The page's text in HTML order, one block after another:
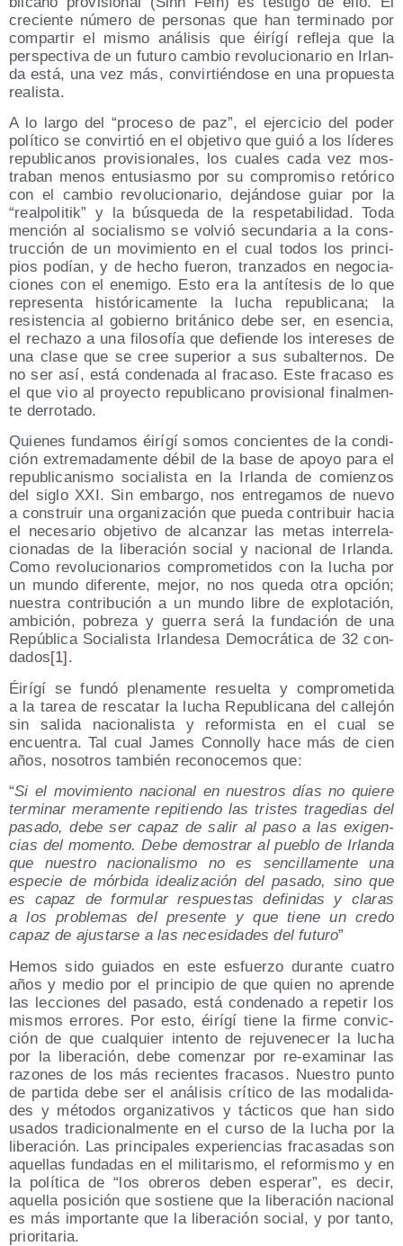
cre­cien­te núme­ro de per­so­nas que han ter­mi­na­do por
com­par­tir el mis­mo aná­li­sis que éirí­gí refle­ja que la
pers­pec­ti­va de un futu­ro cam­bio revo­lu­cio­na­rio en Irlan­
da está, una vez más, con­vir­tién­do­se en una pro­pues­ta
realista.
A lo lar­go del “pro­ce­so de paz”, el ejer­ci­cio del poder
polí­ti­co se con­vir­tió en el obje­ti­vo que guió a los líde­res
repu­bli­ca­nos pro­vi­sio­na­les, los cua­les cada vez mos­
tra­ban menos entu­sias­mo por su com­pro­mi­so retó­ri­co
con el cam­bio revo­lu­cio­na­rio, deján­do­se guiar por la
“real­po­li­tik” y la bús­que­da de la res­pe­ta­bi­li­dad. Toda
men­ción al socia­lis­mo se vol­vió secun­da­ria a la cons­
truc­ción de un movi­mien­to en el cual todos los prin­ci­
pios podían, y de hecho fue­ron, tran­za­dos en nego­cia­
cio­nes con el enemi­go. Esto era la antí­te­sis de lo que
repre­sen­ta his­tó­ri­ca­men­te la lucha repu­bli­ca­na; la
resis­ten­cia al gobierno bri­tá­ni­co debe ser, en esen­cia,
el recha­zo a una filo­so­fía que defien­de los intere­ses de
una cla­se que se cree supe­rior a sus subal­ter­nos. De
no ser así, está con­de­na­da al fra­ca­so. Este fra­ca­so es
el que vio al pro­yec­to repu­bli­cano pro­vi­sio­nal final­men­
te derrotado.
Quie­nes fun­da­mos éirí­gí somos con­cien­tes de la con­di­
ción extre­ma­da­men­te débil de la base de apo­yo para el
repu­bli­ca­nis­mo socia­lis­ta en la Irlan­da de comien­zos
del siglo XXI. Sin embar­go, nos entre­ga­mos de nue­vo
a cons­truir una orga­ni­za­ción que pue­da con­tri­buir hacia
el nece­sa­rio obje­ti­vo de alcan­zar las metas inter­re­la­
cio­na­das de la libe­ra­ción social y nacio­nal de Irlan­da.
Como revo­lu­cio­na­rios com­pro­me­ti­dos con la lucha por
un mun­do dife­ren­te, mejor, no nos que­da otra opción;
nues­tra con­tri­bu­ción a un mun­do libre de explo­ta­ción,
ambi­ción, pobre­za y gue­rra será la fun­da­ción de una
Repú­bli­ca Socia­lis­ta Irlan­de­sa Demo­crá­ti­ca de 32 con­
da­dos[1] .
Éirí­gí se fun­dó ple­na­men­te resuel­ta y com­pro­me­ti­da
a la tarea de res­ca­tar la lucha Repu­bli­ca­na del calle­jón
sin sali­da nacio­na­lis­ta y refor­mis­ta en el cual se
encuen­tra. Tal cual James Con­nolly hace más de cien
años, noso­tros tam­bién reco­no­ce­mos que:
“Si el movi­mien­to nacio­nal en nues­tros días no quie­re
ter­mi­nar mera­men­te repi­tien­do las tris­tes tra­ge­dias del
pasa­do, debe ser capaz de salir al paso a las exi­gen­
cias del momen­to. Debe demos­trar al pue­blo de Irlan­da
que nues­tro nacio­na­lis­mo no es sen­ci­lla­men­te una
espe­cie de mór­bi­da idea­li­za­ción del pasa­do, sino que
es capaz de for­mu­lar res­pues­tas defi­ni­das y cla­ras
a los pro­ble­mas del pre­sen­te y que tie­ne un cre­do
capaz de ajus­tar­se a las nece­si­da­des del futu­ro”
Hemos sido guia­dos en este esfuer­zo duran­te cua­tro
años y medio por el prin­ci­pio de que quien no apren­de
las lec­cio­nes del pasa­do, está con­de­na­do a repe­tir los
mis­mos erro­res. Por esto, éirí­gí tie­ne la fir­me con­vic­
ción de que cual­quier inten­to de reju­ve­ne­cer la lucha
por la libe­ra­ción, debe comen­zar por re-exa­mi­nar las
razo­nes de los más recien­tes fra­ca­sos. Nues­tro pun­to
de par­ti­da debe ser el aná­li­sis crí­ti­co de las moda­li­da­
des y méto­dos orga­ni­za­ti­vos y tác­ti­cos que han sido
usa­dos tra­di­cio­nal­men­te en el cur­so de la lucha por la
libe­ra­ción. Las prin­ci­pa­les expe­rien­cias fra­ca­sa­das son
aque­llas fun­da­das en el mili­ta­ris­mo, el refor­mis­mo y en
la polí­ti­ca de “los obre­ros deben espe­rar”, es decir,
aque­lla posi­ción que sos­tie­ne que la libe­ra­ción nacio­nal
es más impor­tan­te que la libe­ra­ción social, y por tan­to,
prioritaria.